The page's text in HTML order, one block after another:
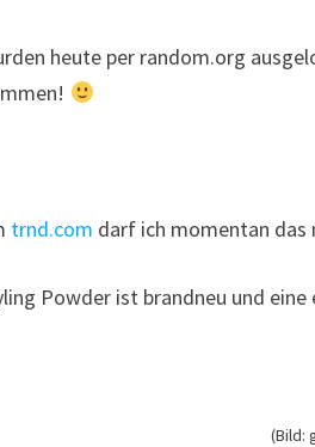
heute per random.org
trnd.com darf ich momentan das
Powder ist brandneu und
(Bild: